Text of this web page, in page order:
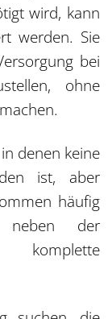
wird, kann
werden. Sie
bei
ohne
denen keine
ist, aber
häufig
neben der